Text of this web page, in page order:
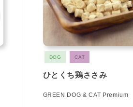
DOG CAT
ひとくち鶏ささみ
GREEN DOG & CAT Premium